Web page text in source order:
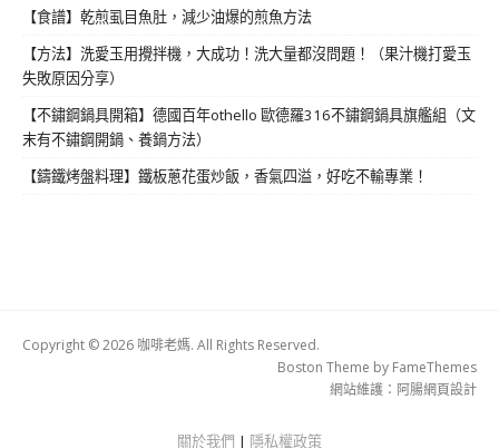
【食譜】乾煎虱目魚肚，減少油爆的煎魚方法
【方法】洗愛玉用攪拌機，大成功！洗大量都沒問題！（果汁機打愛玉
失敗原因分享）
【不鏽鋼鍋具開箱】德國百年othello 歐德羅316不鏽鋼鍋具旗艦組（文
末有不鏽鋼開鍋、養鍋方法）
【鑄鐵烤盤料理】鐵板蔥花蛋炒飯，香氣四溢，好吃不輸專業！
Copyright © 2026 咖啡老媽. All Rights Reserved.
Boston Theme by FameThemes
網站維護： 阿腸網頁設計
關於我們 | 隱私權政策